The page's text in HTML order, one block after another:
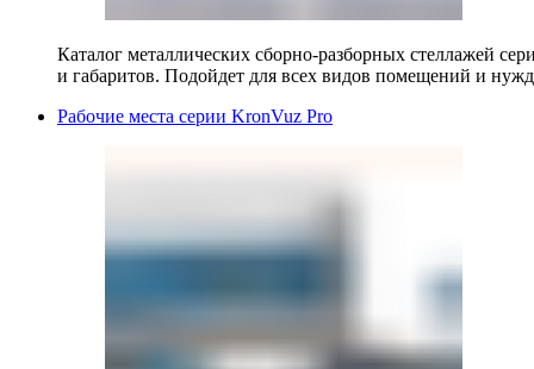
Каталог металлических сборно-разборных стеллажей
и габаритов. Подойдет для всех видов помещений и
Рабочие места серии KronVuz Pro